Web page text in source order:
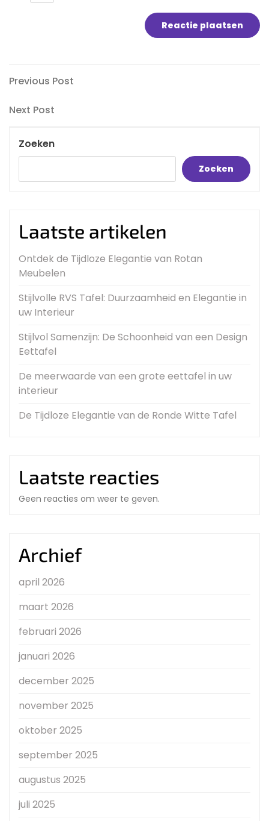
Bericht
navigatie
Previous
Previous Post
Next
Next Post
Zoeken
Zoeken
Laatste artikelen
Ontdek de Tijdloze Elegantie van Rotan
Meubelen
Stijlvolle RVS Tafel: Duurzaamheid en Elegantie in
uw Interieur
Stijlvol Samenzijn: De Schoonheid van een Design
Eettafel
De meerwaarde van een grote eettafel in uw
interieur
De Tijdloze Elegantie van de Ronde Witte Tafel
Laatste reacties
Geen reacties om weer te geven.
Archief
april 2026
maart 2026
februari 2026
januari 2026
december 2025
november 2025
oktober 2025
september 2025
augustus 2025
juli 2025